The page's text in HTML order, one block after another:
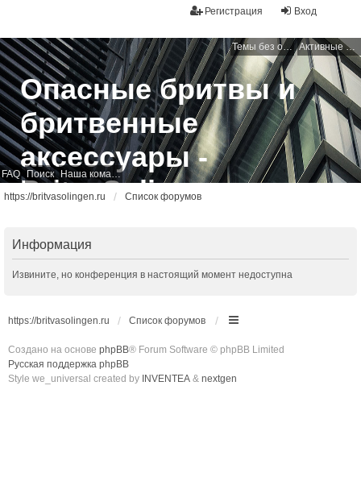
Вход
Регистрация
Темы без ответов Активные темы
FAQ Поиск Наша команда
Опасные бритвы и
бритвенные
аксессуары -
BritvaSolingen
https://britvasolingen.ru Список форумов
Информация
Извините, но конференция в настоящий момент недоступна
https://britvasolingen.ru Список форумов
Создано на основе phpBB® Forum Software © phpBB Limited
Русская поддержка phpBB
Style we_universal created by INVENTEA & nextgen